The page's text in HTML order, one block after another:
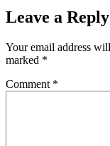
Leave a Reply
Your email address
marked *
Comment *